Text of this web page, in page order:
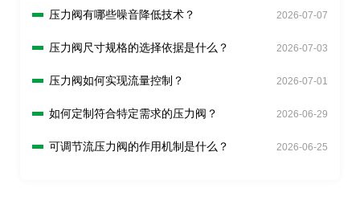
压力阀有哪些噪音降低技术？ 2026-07-07
压力阀尺寸规格的选择依据是什么？ 2026-07-03
压力阀如何实现流量控制？ 2026-07-01
如何定制符合特定需求的压力阀？ 2026-06-29
可调节流压力阀的作用机制是什么？ 2026-06-25